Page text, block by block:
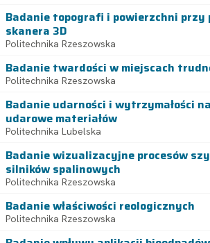
Badanie topografi i powierzchni przy
skanera 3D
Politechnika Rzeszowska
Badanie twardości w miejscach
Politechnika Rzeszowska
Badanie udarności i wytrzymałości
udarowe materiałów
Politechnika Lubelska
Badanie wizualizacyjne procesów
silników spalinowych
Politechnika Rzeszowska
Badanie właściwości reologicznych
Politechnika Rzeszowska